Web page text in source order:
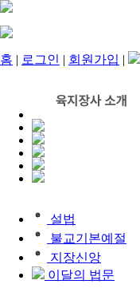
홈 | 로그인 | 회원가입 |
설법
불교기본예절
지장신앙
이달의 법문